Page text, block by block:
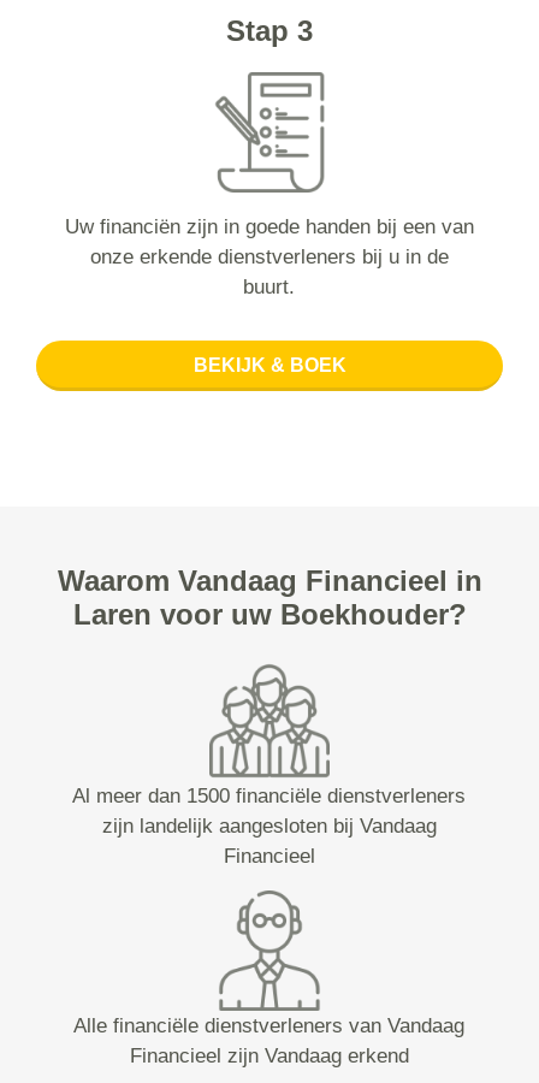
Stap 3
Uw financiën zijn in goede handen bij een van
onze erkende dienstverleners bij u in de
buurt.
BEKIJK & BOEK
Waarom Vandaag Financieel in
Laren voor uw Boekhouder?
Al meer dan 1500 financiële dienstverleners
zijn landelijk aangesloten bij Vandaag
Financieel
Alle financiële dienstverleners van Vandaag
Financieel zijn Vandaag erkend